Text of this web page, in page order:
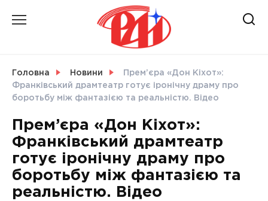
СВІТ
УКРАЇНА
Головна Новини
Прем’єра «Дон Кіхот»:
Франківський драмтеатр готує іронічну драму про
боротьбу між фантазією та реальністю. Відео
Прем’єра «Дон Кіхот»:
Франківський драмтеатр
готує іронічну драму про
боротьбу між фантазією та
реальністю. Відео